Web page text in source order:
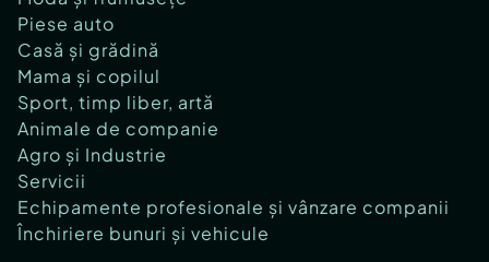
Piese auto
Casă și grădină
Mama și copilul
Sport, timp liber, artă
Animale de companie
Agro și Industrie
Servicii
Echipamente profesionale și vânzare companii
Închiriere bunuri și vehicule